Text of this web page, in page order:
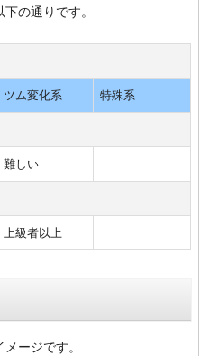
の通りです。
ツム変化系 特殊系
難しい
上級者以上
ージです。